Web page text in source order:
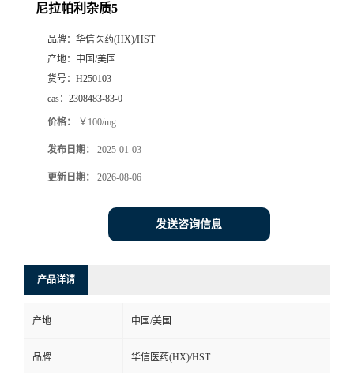
誉
方
尼拉帕利杂质5
品牌： 华信医药(HX)/HST
产地： 中国/美国
货号： H250103
cas： 2308483-83-0
价格： ￥100/mg
发布日期： 2025-01-03
更新日期： 2026-08-06
发送咨询信息
产品详请
产地 中国/美国
品牌 华信医药(HX)/HST